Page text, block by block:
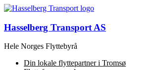
Hasselberg Transport AS
Hele Norges Flyttebyrå
Din lokale flyttepartner i Tromsø